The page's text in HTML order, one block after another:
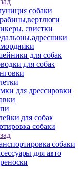
собаки
свистки
для собак
для собак
для дрессировки
для собак
собаки
собаки
для авто